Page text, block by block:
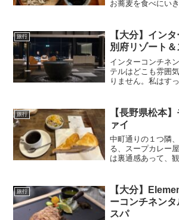
お蕎麦を食べにい
が、茨城の方が産
道に次ぐ第２位の
旅行
【大分】イン
別府リゾート
インターコンチネ
テルはどこも雰囲
りません。私はす
笑その中でも別府
が高くて躊躇って
旅行
【長野県松本
ァイ
中町通りの１つ隣
る、スープカレー
は裏通感あって、
的には凄いお気に
観・内観看板もお
旅行
【大分】
ーコンチネン
スパ